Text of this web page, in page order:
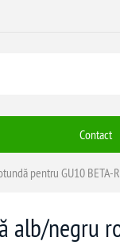
Contact
pentru GU10 BETA-
alb/negru